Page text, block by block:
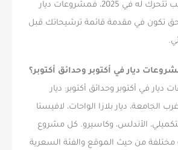
هي الاتجاه اللي حابب تتحرك له في 2025، فمشروعات ديار
تكون في مقدمة قائمة ترشيحاتك قبل
ديار في أكتوبر وحدائق أكتوبر؟
في أكتوبر وحدائق أكتوبر: ديار
الجامعة، ديار بلازا الواحات، لافيستا
التكميلي، الأندلس، وكاسيرو. كل مشروع
من حيث الموقع والفئة السعرية